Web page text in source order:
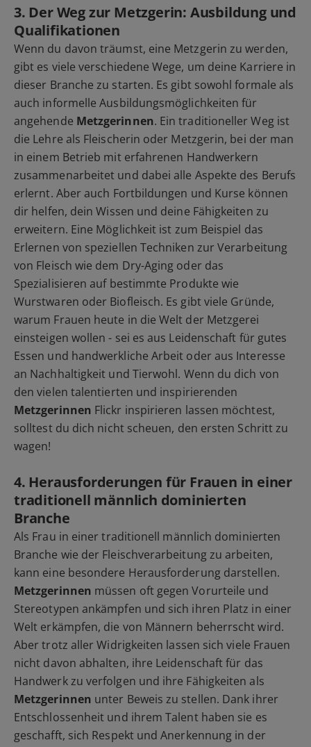
3. Der Weg zur Metzgerin: Ausbildung und
Qualifikationen
Wenn du davon träumst, eine Metzgerin zu werden,
gibt es viele verschiedene Wege, um deine Karriere in
dieser Branche zu starten. Es gibt sowohl formale als
auch informelle Ausbildungsmöglichkeiten für
angehende Metzgerinnen. Ein traditioneller Weg ist
die Lehre als Fleischerin oder Metzgerin, bei der man
in einem Betrieb mit erfahrenen Handwerkern
zusammenarbeitet und dabei alle Aspekte des Berufs
erlernt. Aber auch Fortbildungen und Kurse können
dir helfen, dein Wissen und deine Fähigkeiten zu
erweitern. Eine Möglichkeit ist zum Beispiel das
Erlernen von speziellen Techniken zur Verarbeitung
von Fleisch wie dem Dry-Aging oder das
Spezialisieren auf bestimmte Produkte wie
Wurstwaren oder Biofleisch. Es gibt viele Gründe,
warum Frauen heute in die Welt der Metzgerei
einsteigen wollen - sei es aus Leidenschaft für gutes
Essen und handwerkliche Arbeit oder aus Interesse
an Nachhaltigkeit und Tierwohl. Wenn du dich von
den vielen talentierten und inspirierenden
Metzgerinnen Flickr inspirieren lassen möchtest,
solltest du dich nicht scheuen, den ersten Schritt zu
wagen!
4. Herausforderungen für Frauen in einer
traditionell männlich dominierten
Branche
Als Frau in einer traditionell männlich dominierten
Branche wie der Fleischverarbeitung zu arbeiten,
kann eine besondere Herausforderung darstellen.
Metzgerinnen müssen oft gegen Vorurteile und
Stereotypen ankämpfen und sich ihren Platz in einer
Welt erkämpfen, die von Männern beherrscht wird.
Aber trotz aller Widrigkeiten lassen sich viele Frauen
nicht davon abhalten, ihre Leidenschaft für das
Handwerk zu verfolgen und ihre Fähigkeiten als
Metzgerinnen unter Beweis zu stellen. Dank ihrer
Entschlossenheit und ihrem Talent haben sie es
geschafft, sich Respekt und Anerkennung in der